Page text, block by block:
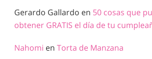
Gerardo Gallardo en 50 cosas que
obtener GRATIS el día de tu
Nahomi en Torta de Manzana